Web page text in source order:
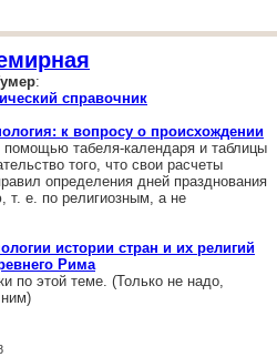
:
справочник
к вопросу о происхождении
помощью табеля-календаря и таблицы
того, что свои расчеты
определения дней празднования
т. е. по религиозным, а не
истории стран и их религий
Рима
по этой теме. (Только не надо,